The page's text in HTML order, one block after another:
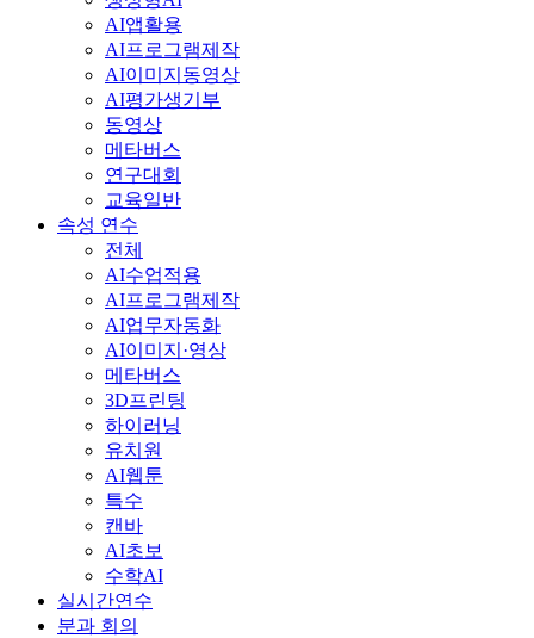
AI앱활용
AI프로그램제작
AI이미지동영상
AI평가생기부
동영상
메타버스
연구대회
교육일반
속성 연수
전체
AI수업적용
AI프로그램제작
AI업무자동화
AI이미지·영상
메타버스
3D프린팅
하이러닝
유치원
AI웹툰
특수
캔바
AI초보
수학AI
실시간연수
분과 회의